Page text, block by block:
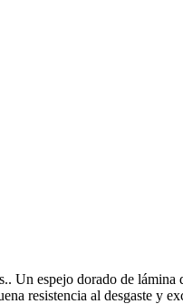
Un espejo dorado de lámina
resistencia al desgaste y